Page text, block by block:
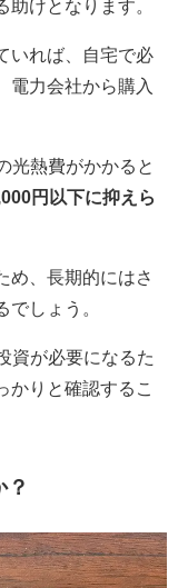
助けとなります。
いれば、自宅で必
電力会社から購入
光熱費がかかると
円以下に抑えら
め、長期的にはさ
でしょう。
資が必要になるた
かりと確認するこ
？